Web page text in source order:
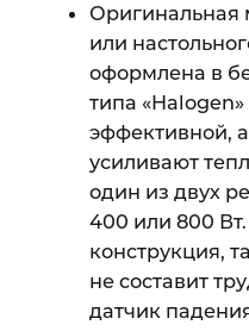
Оригинальная
или
оформлена в
типа
эффективной,
усиливают
один из двух
400 или 800
конструкция,
не составит
датчик